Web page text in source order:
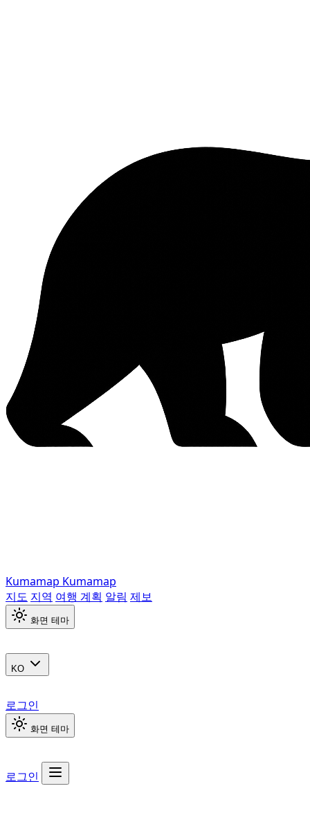
Kumamap Kumamap
지도 지역 여행 계획 알림 제보
화면 테마
KO
로그인
화면 테마
로그인